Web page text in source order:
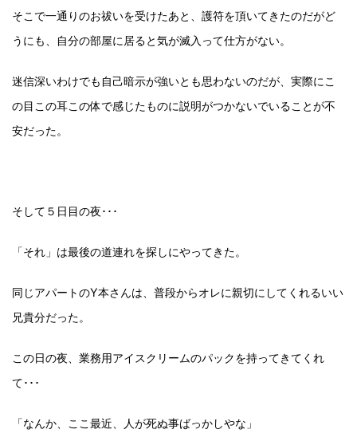
そこで一通りのお祓いを受けたあと、護符を頂いてきたのだがど
うにも、自分の部屋に居ると気が滅入って仕方がない。
迷信深いわけでも自己暗示が強いとも思わないのだが、実際にこ
の目この耳この体で感じたものに説明がつかないでいることが不
安だった。
そして５日目の夜･･･
「それ」は最後の道連れを探しにやってきた。
同じアパートのY本さんは、普段からオレに親切にしてくれるいい
兄貴分だった。
この日の夜、業務用アイスクリームのパックを持ってきてくれ
て･･･
「なんか、ここ最近、人が死ぬ事ばっかしやな」